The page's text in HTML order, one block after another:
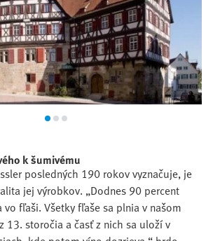
k šumivému
posledných 190 rokov vyznačuje, je
jej výrobkov. „Dodnes 90 percent
fľaši. Všetky fľaše sa plnia v našom
13. storočia a časť z nich sa uloží v